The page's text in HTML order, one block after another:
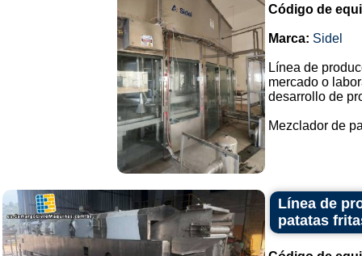
Código de
Marca: Sidel
Línea de
mercado o
desarrollo de
Mezclador de
Línea de
patatas